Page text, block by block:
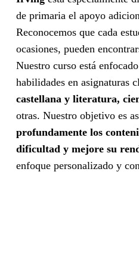
de primaria el apoyo
Reconocemos que cada
ocasiones, pueden
Nuestro curso está
habilidades en asignaturas
castellana y literatura,
otras. Nuestro objetivo es
profundamente los
dificultad y mejore su
enfoque personalizado y